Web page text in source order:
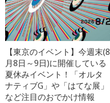
【東京のイベント】今週末(8
月8日～9日)に開催している
夏休みイベント！「オルタ
ナティブG」や「はてな展」
など注目のおでかけ情報